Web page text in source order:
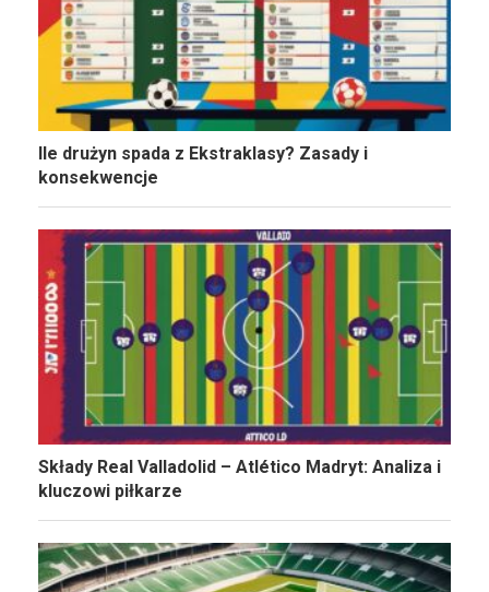
Ile drużyn spada z Ekstraklasy? Zasady i
konsekwencje
Składy Real Valladolid – Atlético Madryt: Analiza i
kluczowi piłkarze